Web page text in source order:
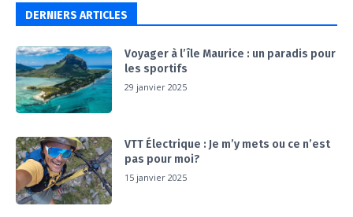
DERNIERS ARTICLES
Voyager à l’île Maurice : un paradis pour
les sportifs
29 janvier 2025
VTT Électrique : Je m’y mets ou ce n’est
pas pour moi?
15 janvier 2025